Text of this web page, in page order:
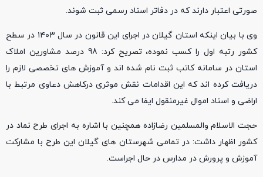
صورتی اعتبار دارند که در دفاتر اسناد رسمی ثبت شوند.
وی با بیان اینکه استان گیلان در اجرای این قانون در سال ۱۴۰۳ در سطح
کشور رتبه اول را کسب نموده، تصریح کرد: 98 درصد مشاورین املاک
استان در سامانه کاتب ثبت نام شده اند و آموزش های تخصصی لازم را
دریافت کرده اند که این اقدامات نقش موثری درکاهش دعاوی مرتبط با
اراضی و اسناد اموال غیرمنقول ایفا می کند.
حجت الاسلام والمسلمین رضازاده همچنین با اشاره به اجرای طرح نماد در
کشور اظهار داشت: در تمامی شهرستان های گیلان این طرح با مشارکت
آموزش و پرورش در مدارس در حال اجراست.